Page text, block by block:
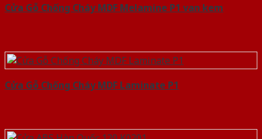
Cửa Gỗ Chống Cháy MDF Melamine P1 van kem
Cửa Gỗ Chống Cháy MDF Laminate P1